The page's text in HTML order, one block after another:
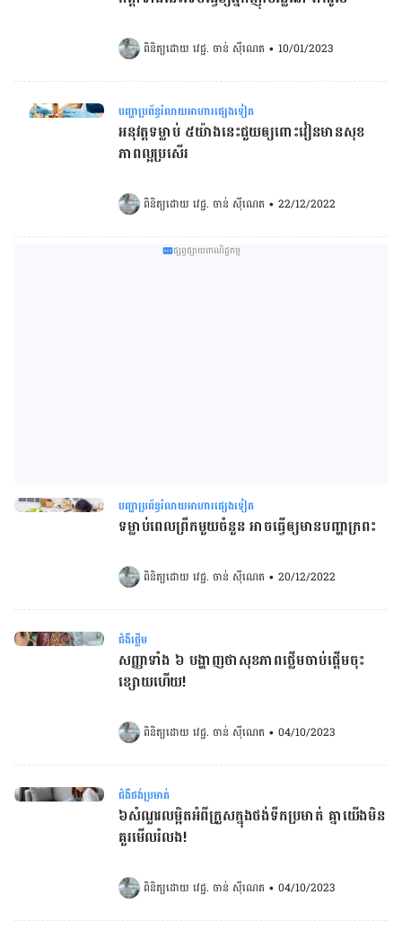
ពិនិត្យដោយ វេជ្ជ. ចាន់ ស៊ីណេត • 10/01/2023
បញ្ហាប្រព័ន្ធរំលាយអាហារផ្សេងទៀត
អនុវត្តទម្លាប់ ៥យ៉ាងនេះជួយឲ្យពោះវៀនមានសុខ
ភាពល្អប្រសើរ
ពិនិត្យដោយ វេជ្ជ. ចាន់ ស៊ីណេត • 22/12/2022
ផ្សព្វផ្សាយពាណិជ្ជកម្ម
បញ្ហាប្រព័ន្ធរំលាយអាហារផ្សេងទៀត
ទម្លាប់ពេលព្រឹកមួយ​ចំនួន អាចធ្វើឲ្យមានបញ្ហាក្រពះ
ពិនិត្យដោយ វេជ្ជ. ចាន់ ស៊ីណេត • 20/12/2022
ជំងឺថ្លើម
សញ្ញាទាំង ៦ បង្ហាញថាសុខភាពថ្លើមចាប់ផ្តើមចុះ
ខ្សោយហើយ!
ពិនិត្យដោយ វេជ្ជ. ចាន់ ស៊ីណេត • 04/10/2023
ជំងឺថង់ប្រមាត់
៦សំណួរលម្អិតអំពីក្រួសក្នុងថង់ទឹកប្រមាត់ គ្នាយើងមិន
គួរមើលរំលង!
ពិនិត្យដោយ វេជ្ជ. ចាន់ ស៊ីណេត • 04/10/2023